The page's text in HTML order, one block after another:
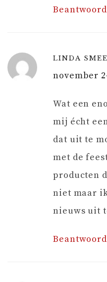
LINDA
november
Wat een
mij écht
dat uit te
met de
producten
niet maar
nieuws uit